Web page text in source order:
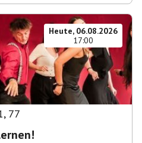
Heute, 06.08.2026
17:00
, 77